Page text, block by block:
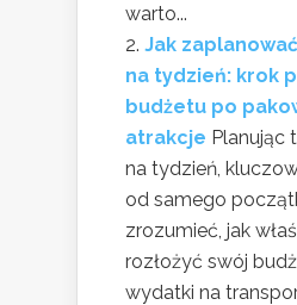
warto...
Jak
na tydzień: krok
budżetu po
atrakcje Planując
na tydzień,
od samego
zrozumieć, jak
rozłożyć swój
wydatki na